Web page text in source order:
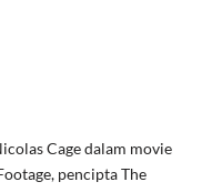
Cage dalam movie
pencipta The